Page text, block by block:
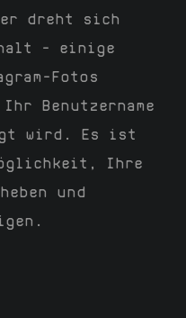
dreht sich
– einige
Fotos
Benutzername
wird. Es ist
Ihre
und